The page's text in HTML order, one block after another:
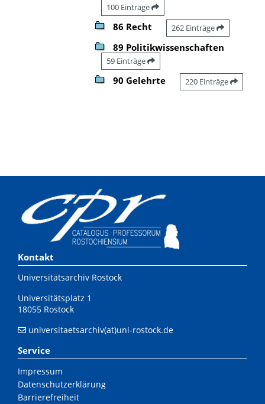
100 Einträge
86 Recht 262 Einträge
89 Politikwissenschaften
59 Einträge
90 Gelehrte 220 Einträge
Kontakt
Universitätsarchiv Rostock
Universitätsplatz 1
18055 Rostock
universitaetsarchiv(at)uni-rostock.de
Service
Impressum
Datenschutzerklärung
Barrierefreiheit